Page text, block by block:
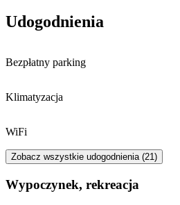
Najwcześniejsza godzina na
najpóźniej możesz się wymeldować o
Udogodnienia
Bezpłatny parking
Klimatyzacja
WiFi
Zobacz wszystkie udogodnienia (21)
Wypoczynek, rekreacja